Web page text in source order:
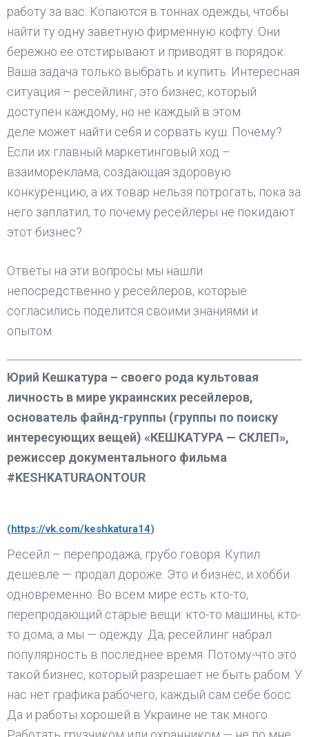
работу за вас. Копаются в тоннах одежды, чтобы
найти ту одну заветную фирменную кофту. Они
бережно ее отстирывают и приводят в порядок.
Ваша задача только выбрать и купить. Интересная
ситуация – ресейлинг, это бизнес, который
доступен каждому, но не каждый в этом
деле может найти себя и сорвать куш. Почему?
Если их главный маркетинговый ход –
взаимореклама, создающая здоровую
конкуренцию, а их товар нельзя потрогать, пока за
него заплатил, то почему ресейлеры не покидают
этот бизнес?
Ответы на эти вопросы мы нашли
непосредственно у ресейлеров, которые
согласились поделится своими знаниями и
опытом.
Юрий Кешкатура – своего рода культовая
личность в мире украинских ресейлеров,
основатель файнд-группы (группы по поиску
интересующих вещей) «КЕШКАТУРА — СКЛЕП»,
режиссер документального фильма
#KESHKATURAONTOUR
(https://vk.com/keshkatura14)
Ресейл – перепродажа, грубо говоря. Купил
дешевле — продал дороже. Это и бизнес, и хобби
одновременно. Во всем мире есть кто-то,
перепродающий старые вещи: кто-то машины, кто-
то дома, а мы — одежду. Да, ресейлинг набрал
популярность в последнее время. Потому-что это
такой бизнес, который разрешает не быть рабом. У
нас нет графика рабочего, каждый сам себе босс.
Да и работы хорошей в Украине не так много.